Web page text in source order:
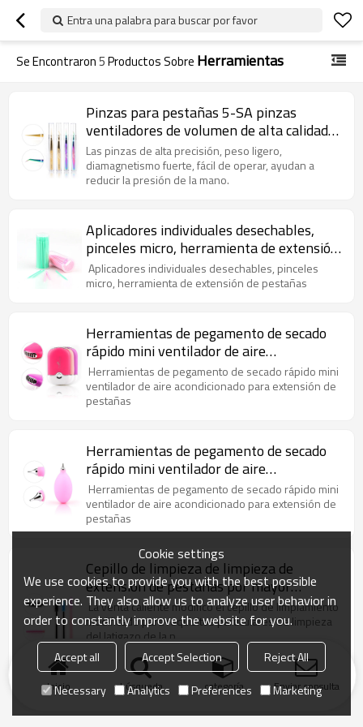
Entra una palabra para buscar por favor
Se Encontraron5Productos Sobre Herramientas
Pinzas para pestañas 5-SA pinzas
ventiladores de volumen de alta calidad
pestañas utilizan herramientas de
pestañas pinzas
Las pinzas de alta precisión, peso ligero,
diamagnetismo fuerte, fácil de operar, ayudan a
reducir la presión de la mano.
Aplicadores individuales desechables,
pinceles micro, herramienta de extensión
de pestañas
Aplicadores individuales desechables, pinceles
micro, herramienta de extensión de pestañas
Herramientas de pegamento de secado
rápido mini ventilador de aire
acondicionado para extensión de
pestañas
Herramientas de pegamento de secado rápido mini
ventilador de aire acondicionado para extensión de
pestañas
Herramientas de pegamento de secado
rápido mini ventilador de aire
acondicionado para extensión de
pestañas
Herramientas de pegamento de secado rápido mini
ventilador de aire acondicionado para extensión de
pestañas
Cepillo de limpieza de limpieza de
extensión de pestañas por mayor
extensión
La venta caliente modificó el cepillo de limpiamiento
modificado para requisitos particulares de limpieza
del latigazo de la p
modelo:Venta al por mayor Extensión de pestañas
de limpie
Inicio búsqueda categoría Enviar consulta
Cookie settings
We use cookies to provide you with the best possible
experience. They also allow us to analyze user behavior in
order to constantly improve the website for you.
Accept all Accept Selection
Reject All
Necessary
Analytics Preferences Marketing